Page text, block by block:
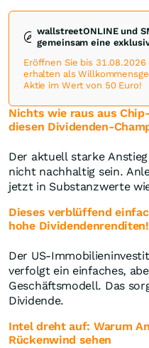
wallstreetONLINE und
gemeinsam eine
Eröffnen Sie bis
erhalten als
Aktie im Wert von 50 Euro!
Nichts wie raus aus
diesen Dividenden-
Der aktuell starke
nicht nachhaltig sein.
jetzt in Substanzwerte
Dieses verblüffend
hohe Dividendenrenditen!
Der US-
verfolgt ein einfaches,
Geschäftsmodell. Das
Dividende.
Intel dreht auf: Warum
Rückenwind sehen